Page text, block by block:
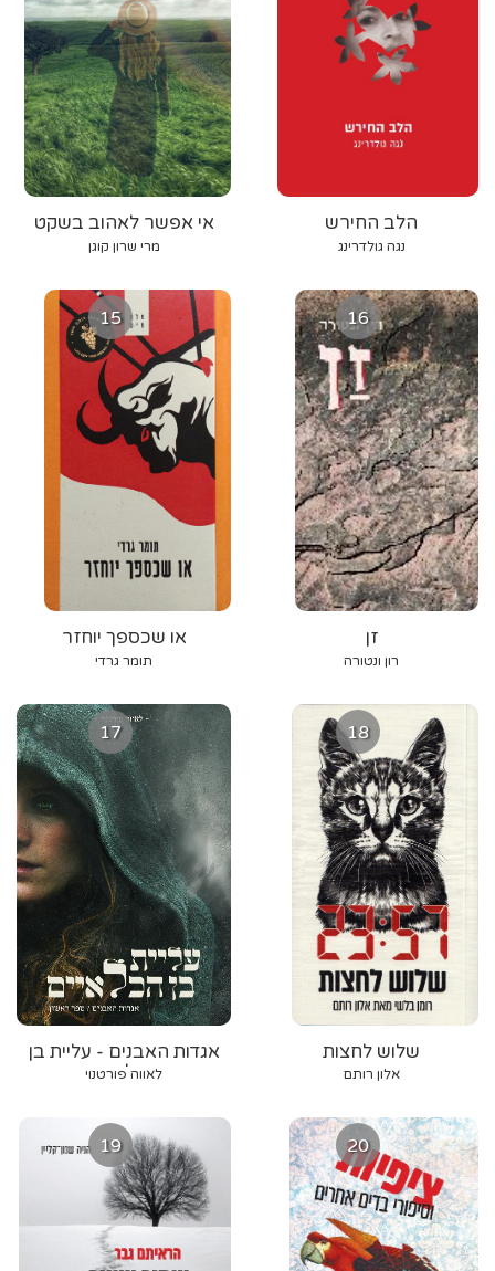
אי אפשר לאהוב בשקט
מרי שרון קוגן
הלב החירש
נגה גולדרינג
15
או שכספך יוחזר
תומר גרדי
16
זן
רון ונטורה
17
אגדות האבנים - עליית בן
הכלאיים
לאווה פורטנוי
18
שלוש לחצות
אלון רותם
19 20